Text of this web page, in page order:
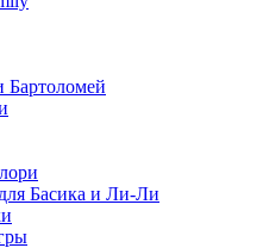
Бартоломей
Басика и Ли-Ли